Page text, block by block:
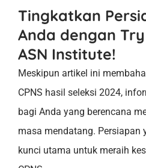
Tingkatkan
Anda dengan
ASN Institute!
Meskipun artikel ini
CPNS hasil seleksi 2024,
bagi Anda yang berencana
masa mendatang. Persiapan
kunci utama untuk meraih